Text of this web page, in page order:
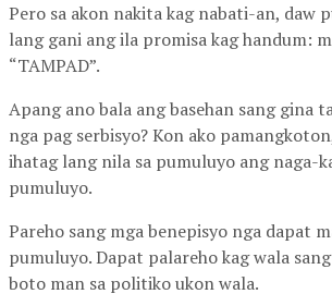
Pero sa akon nakita kag nabati-an, daw
lang gani ang ila promisa kag handum:
“TAMPAD”.
Apang ano bala ang basehan sang gina
nga pag serbisyo? Kon ako
ihatag lang nila sa pumuluyo ang naga-
pumuluyo.
Pareho sang mga benepisyo nga dapat
pumuluyo. Dapat palareho kag wala
boto man sa politiko ukon wala.